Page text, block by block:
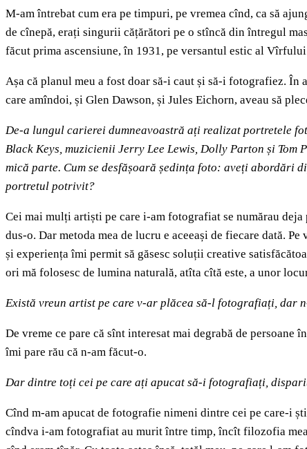
M-am întrebat cum era pe timpuri, pe vremea cînd, ca să
de cînepă, erați singurii cățărători pe o stîncă din întregul
făcut prima ascensiune, în 1931, pe versantul estic al
Așa că planul meu a fost doar să-i caut și să-i fotografiez. În
care amîndoi, și Glen Dawson, și Jules Eichorn, aveau să
De-a lungul carierei dumneavoastră ați realizat portretele
Black Keys, muzicienii Jerry Lee Lewis, Dolly Parton și
mică parte. Cum se desfășoară ședința foto: aveți abordări
portretul potrivit?
Cei mai mulți artiști pe care i-am fotografiat se numărau
dus-o. Dar metoda mea de lucru e aceeași de fiecare dată.
și experiența îmi permit să găsesc soluții creative
ori mă folosesc de lumina naturală, atîta cîtă este, a unor
Există vreun artist pe care v-ar plăcea să-l fotografiați, dar
De vreme ce pare că sînt interesat mai degrabă de
îmi pare rău că n-am făcut-o.
Dar dintre toți cei pe care ați apucat să-i fotografiați,
Cînd m-am apucat de fotografie nimeni dintre cei pe care-i
cîndva i-am fotografiat au murit între timp, încît filozofia